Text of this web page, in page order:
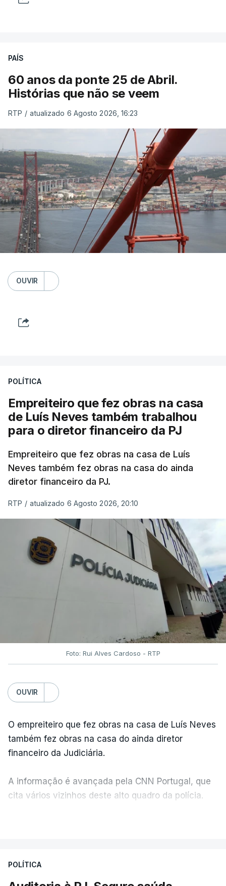
PAÍS
60 anos da ponte 25 de Abril.
Histórias que não se veem
RTP / atualizado 6 Agosto 2026, 16:23
OUVIR
POLÍTICA
Empreiteiro que fez obras na casa
de Luís Neves também trabalhou
para o diretor financeiro da PJ
Empreiteiro que fez obras na casa de Luís
Neves também fez obras na casa do ainda
diretor financeiro da PJ.
RTP / atualizado 6 Agosto 2026, 20:10
Foto: Rui Alves Cardoso - RTP
OUVIR
O empreiteiro que fez obras na casa de Luís Neves
também fez obras na casa do ainda diretor
financeiro da Judiciária.
A informação é avançada pela CNN Portugal, que
cita vários vizinhos deste alto quadro da polícia.
apreendido numa operação de droga.
POLÍTICA